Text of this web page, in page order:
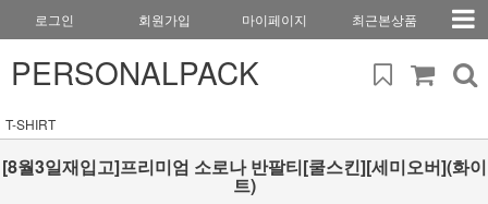
로그인 회원가입 마이페이지 최근본상품
PERSONALPACK
T-SHIRT
[8월3일재입고]프리미엄 소로나 반팔티[쿨스킨][세미오버](화이
트)